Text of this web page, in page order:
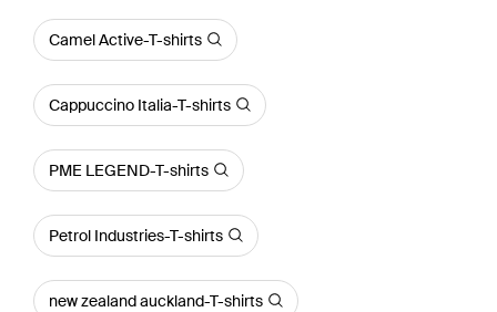
Camel Active-T-shirts
Cappuccino Italia-T-shirts
PME LEGEND-T-shirts
Petrol Industries-T-shirts
new zealand auckland-T-shirts